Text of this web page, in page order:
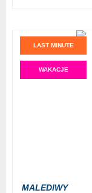
LAST MINUTE
WAKACJE
MALEDIWY